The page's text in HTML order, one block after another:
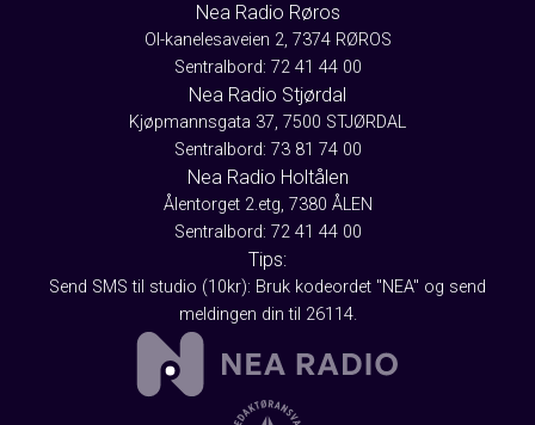
Nea Radio Røros
Ol-kanelesaveien 2, 7374 RØROS
Sentralbord: 72 41 44 00
Nea Radio Stjørdal
Kjøpmannsgata 37, 7500 STJØRDAL
Sentralbord: 73 81 74 00
Nea Radio Holtålen
Ålentorget 2.etg, 7380 ÅLEN
Sentralbord: 72 41 44 00
Tips:
Send SMS til studio (10kr): Bruk kodeordet "NEA" og send
meldingen din til 26114.